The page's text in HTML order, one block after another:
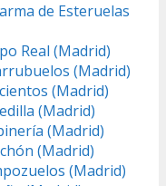
de Esteruelas
Real (Madrid)
(Madrid)
(Madrid)
(Madrid)
(Madrid)
(Madrid)
(Madrid)